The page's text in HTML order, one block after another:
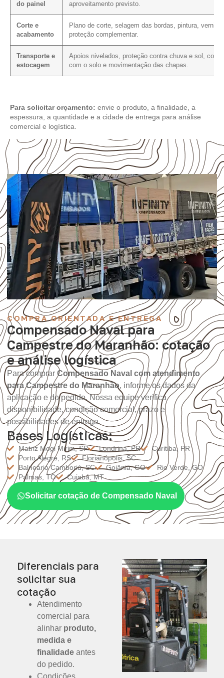
do painel
aproveitamento previsto.
Corte e
acabamento
Plano de corte, selagem das bordas, pintura, verniz
proteção complementar.
Transporte e
estocagem
Apoios nivelados, proteção contra chuva e sol,
com o solo e movimentação das chapas.
Para solicitar orçamento: envie o produto, a finalidade, a
espessura, a quantidade e a cidade de entrega para análise
comercial e logística.
COMPRA ORIENTADA E ENTREGA
Compensado Naval para
Campestre do Maranhão: cotação
e análise logística
Para comprar Compensado Naval com atendimento
para Campestre do Maranhão, informe os dados da
aplicação e do pedido. Nossa equipe verifica
disponibilidade, condição comercial, prazo e
possibilidades de entrega.
Bases Logísticas:
Matriz Mogi Mirim, SP Londrina, PR
Curitiba, PR
Porto Alegre, RS
Florianópolis, SC
Balneário Camboriú, SC
Goiânia, GO
Rio Verde, GO
Palmas, TO
Cuiabá, MT
Solicitar cotação de Compensado Naval
Diferenciais para
solicitar sua
cotação
Atendimento
comercial para
alinhar produto,
medida e
finalidade antes
do pedido.
Condições